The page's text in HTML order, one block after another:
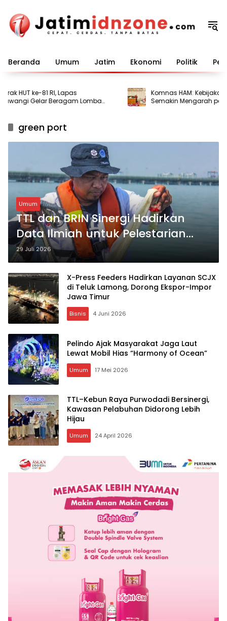
konten
Beranda Umum Jatim Ekonomi Politik
HUT ke-81 RI, Lapas
Gelar Beragam Lomba
Komnas HAM: Kebijakan
Semakin Mengarah pada
Hak Dasar
green port
Umum
TTL dan BRIN Sinergi Hadirkan
Data Ilmiah untuk Pelestarian
Ekosistem Teluk Lamong
29 Juli 2026
X-Press Feeders Hadirkan Layanan SCJX
di Teluk Lamong, Dorong Ekspor-Impor
Jawa Timur
Bisnis 4 Juni 2026
Pelindo Ajak Masyarakat Jaga Laut
Lewat Mobil Hias “Harmony of Ocean”
Umum 17 Mei 2026
TTL–Kebun Raya Purwodadi Bersinergi,
Kawasan Pelabuhan Didorong Lebih
Hijau
Umum 24 April 2026